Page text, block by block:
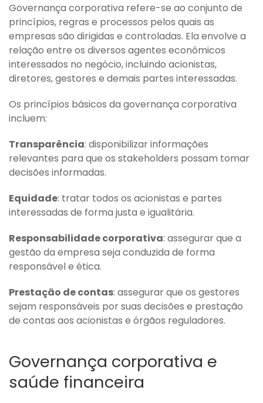
Governança corporativa refere-se ao conjunto de
princípios, regras e processos pelos quais as
empresas são dirigidas e controladas. Ela envolve a
relação entre os diversos agentes econômicos
interessados no negócio, incluindo acionistas,
diretores, gestores e demais partes interessadas.
Os princípios básicos da governança corporativa
incluem:
Transparência: disponibilizar informações
relevantes para que os stakeholders possam tomar
decisões informadas.
Equidade: tratar todos os acionistas e partes
interessadas de forma justa e igualitária.
Responsabilidade corporativa: assegurar que a
gestão da empresa seja conduzida de forma
responsável e ética.
Prestação de contas: assegurar que os gestores
sejam responsáveis por suas decisões e prestação
de contas aos acionistas e órgãos reguladores.
Governança corporativa e
saúde financeira